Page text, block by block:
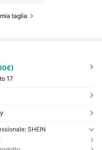
taglia
17
SHEIN